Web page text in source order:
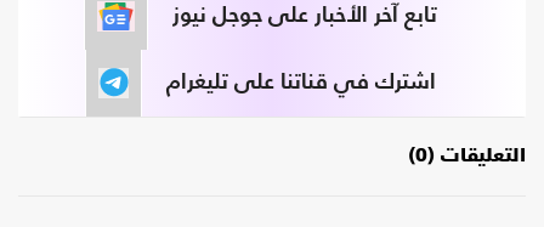
تابع آخر الأخبار على جوجل نيوز
اشترك في قناتنا على تليغرام
التعليقات (0)